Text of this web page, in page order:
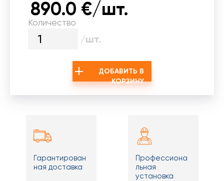
890.0 €/шт.
Количество
/шт.
ДОБАВИТЬ В
КОРЗИНУ
Гарантирован
ная доставка
Профессиона
льная
установка